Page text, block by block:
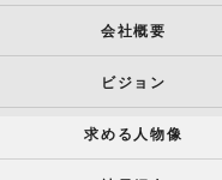
会社概要
ビジョン
求める人物像